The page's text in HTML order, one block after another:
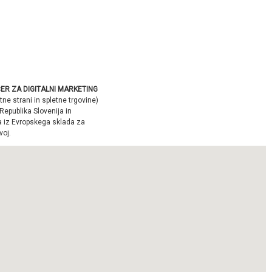
ZA DIGITALNI MARKETING
strani in spletne trgovine)
Slovenija in
iz Evropskega sklada za